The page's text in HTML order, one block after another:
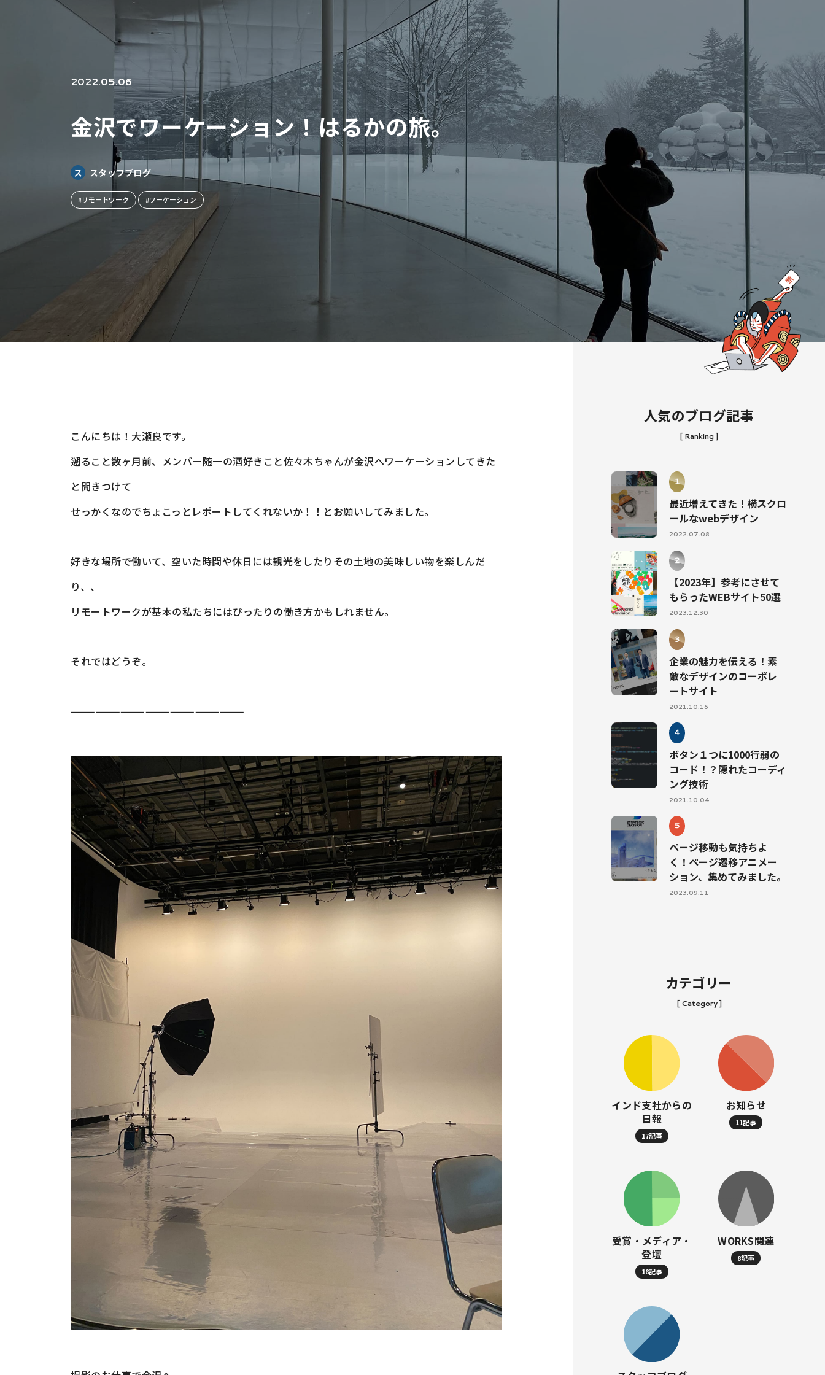
2022.05.06
金沢でワーケーション！はるかの旅。
ス スタッフブログ
#リモートワーク #ワーケーション
こんにちは！大瀬良です。
遡ること数ヶ月前、メンバー随一の酒好きこと佐々木ちゃんが金沢へワーケーションしてきた
と聞きつけて
せっかくなのでちょこっとレポートしてくれないか！！とお願いしてみました。
好きな場所で働いて、空いた時間や休日には観光をしたりその土地の美味しい物を楽しんだ
り、、
リモートワークが基本の私たちにはぴったりの働き方かもしれません。
それではどうぞ。
—————————————————————
人気のブログ記事
[ Ranking ]
最近増えてきた！横スクロ
ールなwebデザイン
2022.07.08
【2023年】参考にさせて
もらったWEBサイト50選
2023.12.30
企業の魅力を伝える！素
敵なデザインのコーポレ
ートサイト
2021.10.16
ボタン１つに1000行弱の
コード！？隠れたコーディ
ング技術
2021.10.04
ページ移動も気持ちよ
く！ページ遷移アニメー
ション、集めてみました。
2023.09.11
カテゴリー
[ Category ]
インド支社からの
日報
17記事
お知らせ
11記事
受賞・メディア・
登壇
18記事
WORKS関連
8記事